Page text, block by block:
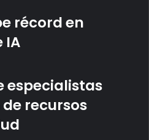
récord en
IA
especialistas
recursos